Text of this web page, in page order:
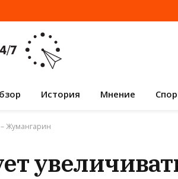
История Мнение
– Жумангарин